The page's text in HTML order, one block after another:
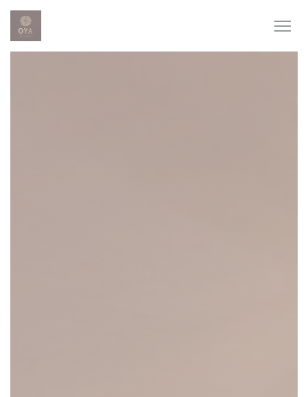
Personnalisation de vos choix en matière de cookies